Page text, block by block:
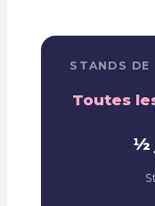
STANDS DE
Toutes
½